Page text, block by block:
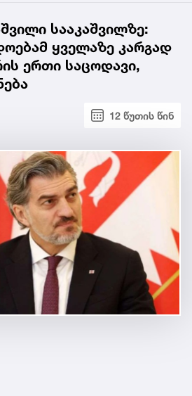
სააკაშვილზე:
ყველაზე კარგად
ერთი საცოდავი,
12 წუთის წინ